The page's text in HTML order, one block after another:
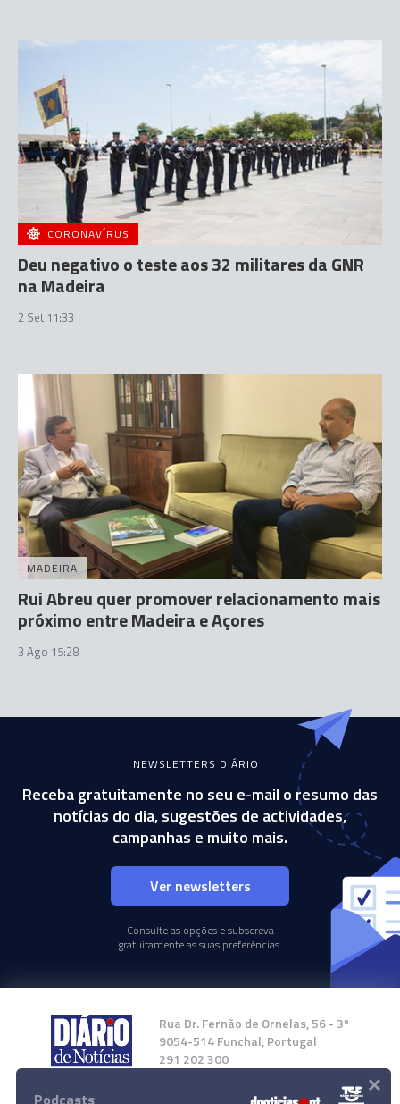
CORONAVÍRUS
Deu negativo o teste aos 32 militares da GNR
na Madeira
2 Set 11:33
MADEIRA
Rui Abreu quer promover relacionamento mais
próximo entre Madeira e Açores
3 Ago 15:28
NEWSLETTERS DIÁRIO
Receba gratuitamente no seu e-mail o resumo das
notícias do dia, sugestões de actividades,
campanhas e muito mais.
Ver newsletters
Consulte as opções e subscreva
gratuitamente as suas preferências.
Rua Dr. Fernão de Ornelas, 56 - 3º
9054-514 Funchal, Portugal
291 202 300
Instale a nossa App
Podcasts ×